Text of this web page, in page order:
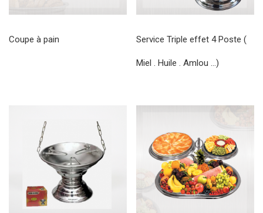
Coupe à pain Service Triple effet 4 Poste (
Miel . Huile . Amlou …)